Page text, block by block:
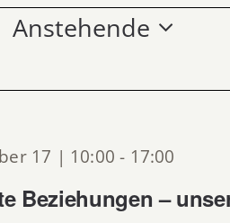
Anstehende
Beziehungen –
17 | 10:00 - 17:00